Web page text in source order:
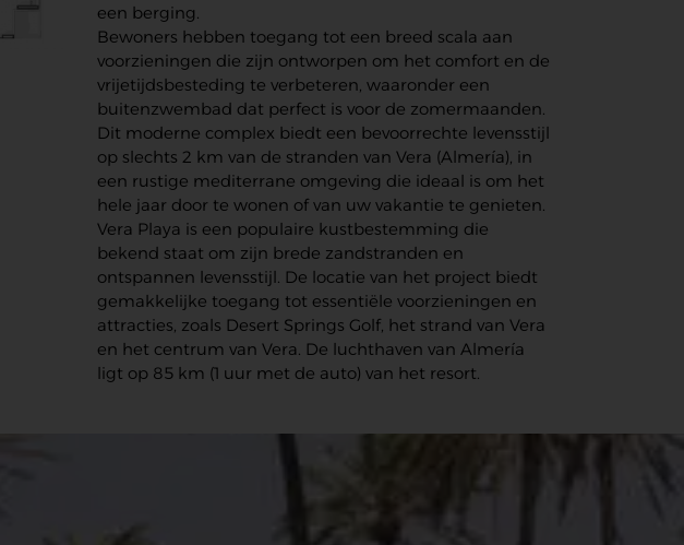
een berging.
Bewoners hebben toegang tot een breed scala aan
voorzieningen die zijn ontworpen om het comfort en de
vrijetijdsbesteding te verbeteren, waaronder een
buitenzwembad dat perfect is voor de zomermaanden.
Dit moderne complex biedt een bevoorrechte levensstijl
op slechts 2 km van de stranden van Vera (Almería), in
een rustige mediterrane omgeving die ideaal is om het
hele jaar door te wonen of van uw vakantie te genieten.
Vera Playa is een populaire kustbestemming die
bekend staat om zijn brede zandstranden en
ontspannen levensstijl. De locatie van het project biedt
gemakkelijke toegang tot essentiële voorzieningen en
attracties, zoals Desert Springs Golf, het strand van Vera
en het centrum van Vera. De luchthaven van Almería
ligt op 85 km (1 uur met de auto) van het resort.